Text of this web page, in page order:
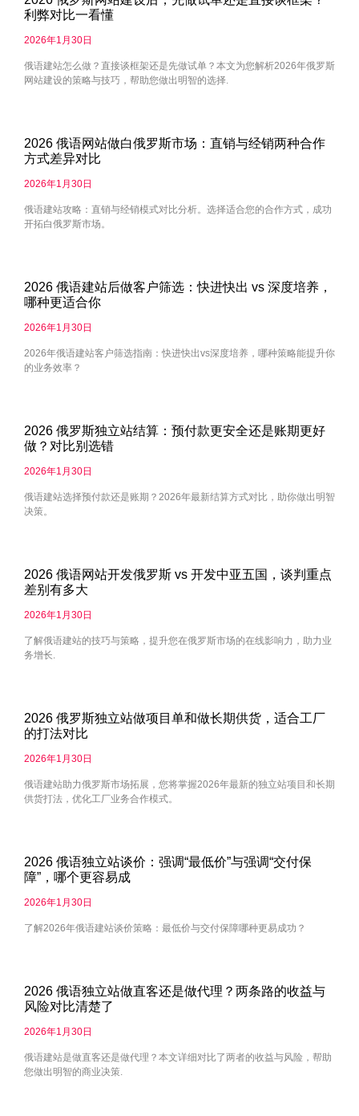
利弊对比一看懂
2026年1月30日
俄语建站怎么做？直接谈框架还是先做试单？本文为您解析2026年俄罗斯
网站建设的策略与技巧，帮助您做出明智的选择.
2026 俄语网站做白俄罗斯市场：直销与经销两种合作
方式差异对比
2026年1月30日
俄语建站攻略：直销与经销模式对比分析。选择适合您的合作方式，成功
开拓白俄罗斯市场。
2026 俄语建站后做客户筛选：快进快出 vs 深度培养，
哪种更适合你
2026年1月30日
2026年俄语建站客户筛选指南：快进快出vs深度培养，哪种策略能提升你
的业务效率？
2026 俄罗斯独立站结算：预付款更安全还是账期更好
做？对比别选错
2026年1月30日
俄语建站选择预付款还是账期？2026年最新结算方式对比，助你做出明智
决策。
2026 俄语网站开发俄罗斯 vs 开发中亚五国，谈判重点
差别有多大
2026年1月30日
了解俄语建站的技巧与策略，提升您在俄罗斯市场的在线影响力，助力业
务增长.
2026 俄罗斯独立站做项目单和做长期供货，适合工厂
的打法对比
2026年1月30日
俄语建站助力俄罗斯市场拓展，您将掌握2026年最新的独立站项目和长期
供货打法，优化工厂业务合作模式。
2026 俄语独立站谈价：强调“最低价”与强调“交付保
障”，哪个更容易成
2026年1月30日
了解2026年俄语建站谈价策略：最低价与交付保障哪种更易成功？
2026 俄语独立站做直客还是做代理？两条路的收益与
风险对比清楚了
2026年1月30日
俄语建站是做直客还是做代理？本文详细对比了两者的收益与风险，帮助
您做出明智的商业决策.